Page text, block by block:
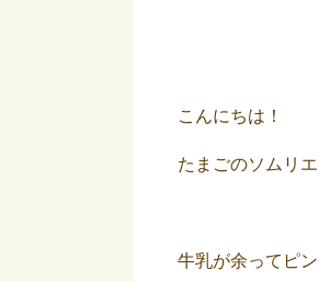
こんにちは！
たまごのソムリ
牛乳が余ってピン